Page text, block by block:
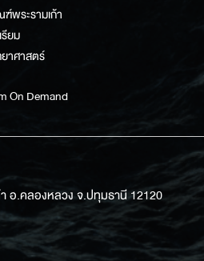
ระรามเก้า
ยม
าศาสตร์
On Demand
อ.คลองหลวง จ.ปทุมธานี 12120